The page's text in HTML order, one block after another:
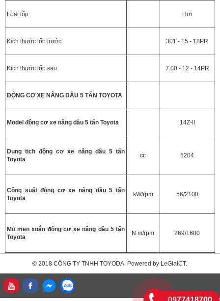
Loại lốp Hơi
Kích thước lốp trước 301 - 15 - 18PR
Kích thước lốp sau 7.00 - 12 - 14PR
ĐỘNG CƠ XE NÂNG DẦU 5 TẤN TOYOTA
Model động cơ xe nâng dầu 5 tấn Toyota 14Z-II
Dung tich động cơ xe nâng dầu 5 tấn
Toyota
cc 5204
Công suất động cơ xe nâng dầu 5 tấn
Toyota
kW/rpm 56/2100
Mô men xoắn động cơ xe nâng dầu 5 tấn
Toyota
N.m/rpm 269/1600
© 2018 CÔNG TY TNHH TOYODA. Powered by LeGiaICT.